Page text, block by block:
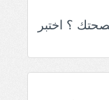
؟ اختبر